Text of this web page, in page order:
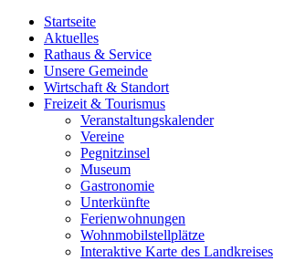
Startseite
Aktuelles
Rathaus & Service
Unsere Gemeinde
Wirtschaft & Standort
Freizeit & Tourismus
Veranstaltungskalender
Vereine
Pegnitzinsel
Museum
Gastronomie
Unterkünfte
Ferienwohnungen
Wohnmobilstellplätze
Interaktive Karte des Landkreises